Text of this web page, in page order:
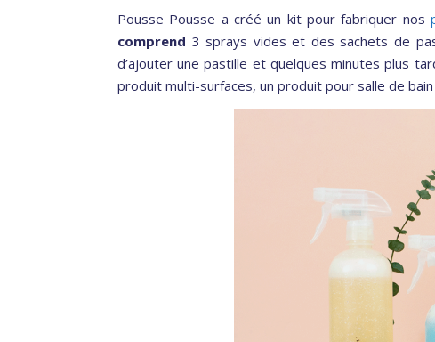
Pousse Pousse a créé un kit pour fabriquer nos
comprend 3 sprays vides et des sachets de
d’ajouter une pastille et quelques minutes plus
produit multi-surfaces, un produit pour salle de